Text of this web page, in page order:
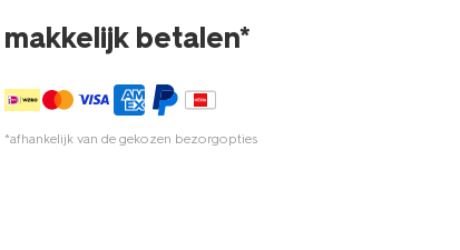
makkelijk betalen*
*afhankelijk van de gekozen bezorgopties